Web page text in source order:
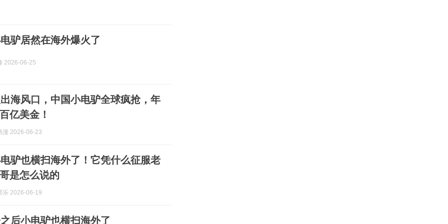
驴居然在海外爆火了
2026-06-25
海风口，中国小电驴全球疯抢，年
亿美金！
漫 2026-06-23
驴也横扫海外了！它凭什么征服老
是怎么说的
乐 2026-06-19
后小电驴也横扫海外了